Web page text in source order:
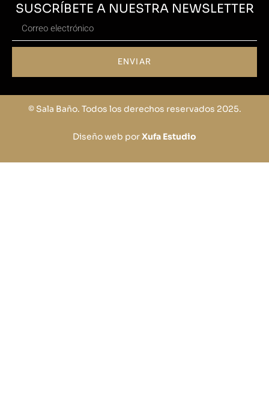
SUSCRÍBETE A NUESTRA NEWSLETTER
ENVIAR
© Sala Baño. Todos los derechos reservados 2025.
Diseño web porXufa Estudio